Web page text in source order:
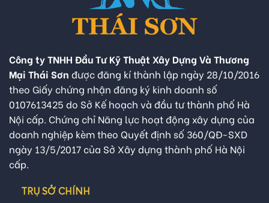
Công ty TNHH Đầu Tư Kỹ Thuật Xây Dựng Và Thương
Mại Thái Sơn được đăng kí thành lập ngày 28/10/2016
theo Giấy chứng nhận đăng ký kinh doanh số
0107613425 do Sở Kế hoạch và đầu tư thành phố Hà
Nội cấp. Chứng chỉ Năng lực hoạt động xây dựng của
doanh nghiệp kèm theo Quyết định số 360/QĐ-SXD
ngày 13/5/2017 của Sở Xây dựng thành phố Hà Nội
cấp.
TRỤ SỞ CHÍNH